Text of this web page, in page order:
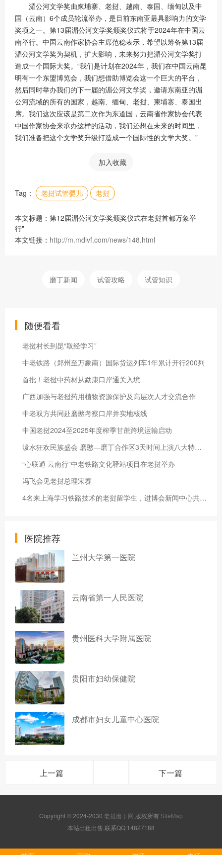
湄公河文学奖由柬埔寨、老挝、越南、泰国、缅甸以及中
国（云南）6个成员轮流举办，是目前东南亚最具影响力的文学
奖项之一。第13届湄公河文学奖颁奖仪式将于2024年在中国云
南举行。中国云南作家协会主席范稳表示，希望以筹备第13届
湄公河文学奖为契机，扩大影响，未来努力把湄公河文学奖打
造成一个国际大奖。“我们是计划在2024年，我们在中国云南昆
明有一个东盟博览会，我们想借助博览会这一个巨大的平台，
然后同时举办我们的下一届的湄公河文学奖，邀请东南亚的湄
公河流域的所有的国家，越南、缅甸、老挝、柬埔寨、泰国出
席。我们这次应该是第二次作为东道国，云南省作家协会代表
中国作家协会来承办这样的活动，我们还想在未来的时间里，
我们准备把这个文学奖升级打造成一个国际性的文学大奖。”
加入收藏
Tag： 老挝试管婴儿 老挝
本文标题：第12届湄公河文学奖颁奖仪式在老挝首都万象举
行"
本文链接： http://m.mdivf.com/news/148.html
磨丁新闻 试管攻略 试管知识
随便看看
老挝村长到昆“取经学习”
中老铁路（郑州至万象南）国际货运列车1年累计开行200列
首批！老挝中药材从勐康口岸通关入境
广西加强与老挝药用植物资源保护及高层次人才交流合作
中老双方共同赴磨憨考察口岸并实地核线
中国老挝2024至2025年度榨季甘蔗跨境运输启动
泼水狂欢民族盛会 磨憨—磨丁合作区3天时间上演八大特色活动
“心联通 云南行”中老铁路文化驿站项目在老挝举办
冯飞会见老挝总理宋赛
4名来上海学习铁路技术的老挝留学生，进博会新闻中心共当“小叶子”
医院推荐
兰州大学第一医院
云南省第一人民医院
贵州医科大学附属医院
贵阳市妇幼保健院
成都市妇女儿童中心医院
上一篇 下一篇
Copyright © 2024-2030 老挝磨丁网 版权所有 SiteMap
本站出租出售,联系QQ:14827188